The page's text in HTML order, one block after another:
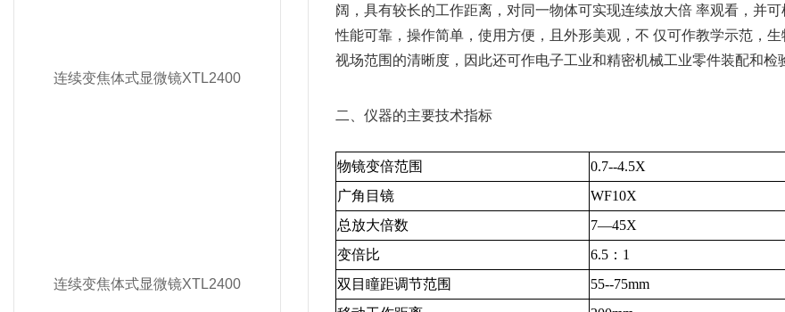
连续变焦体式显微镜XTL2400
连续变焦体式显微镜XTL2400
阔，具有较长的工作距离，对同一物体可实现连续放大倍 率观看，并
性能可靠，操作简单，使用方便，且外形美观，不 仅可作教学示范，
视场范围的清晰度，因此还可作电子工业和精密机械工业零件装配和检
二、仪器的主要技术指标
物镜变倍范围
0.7--4.5X
广角目镜
WF10X
总放大倍数
7—45X
变倍比
6.5：1
双目瞳距调节范围
55--75mm